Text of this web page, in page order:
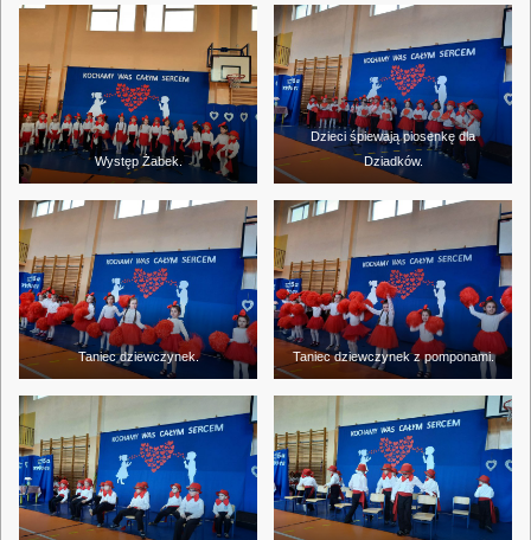
Występ Żabek.
Dzieci śpiewają piosenkę dla
Dziadków.
Taniec dziewczynek. Taniec dziewczynek z pomponami.